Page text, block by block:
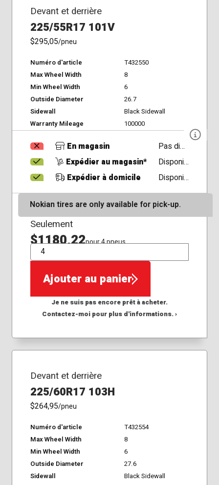
Devant et derrière
225/55R17 101V
$295,05/pneu
Numéro d'article
T432550
Max Wheel Width
8
Min Wheel Width
6
Outside Diameter
26.7
Sidewall
Black Sidewall
Warranty Mileage
100000
En magasin
Pas disponible
Expédier au magasin*
Disponible
Expédier à domicile
Disponible
Nokian tires are only available for pick-up.
Seulement
$1180,22pour 4 pneus
QTÉ
Ajouter au panier
Je ne suis pas encore prêt à acheter.
Contactez-moi pour plus d'informations. ›
Devant et derrière
225/60R17 103H
$264,95/pneu
Numéro d'article
T432554
Max Wheel Width
8
Min Wheel Width
6
Outside Diameter
27.6
Sidewall
Black Sidewall